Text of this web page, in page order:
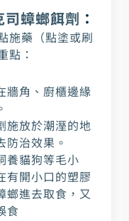
蟑螂餌劑 ：
施藥（點塗或刷
點：
牆角、廚櫃邊緣
施放於潮溼的地
防治效果。
養貓狗等毛小
有開小口的塑膠
螂進去取食，又
食